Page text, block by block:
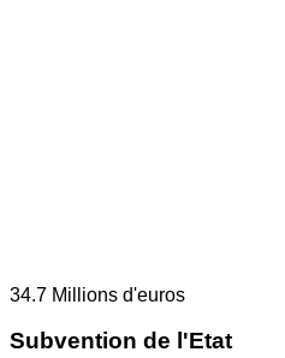
34.7 Millions d'euros
Subvention de l'Etat